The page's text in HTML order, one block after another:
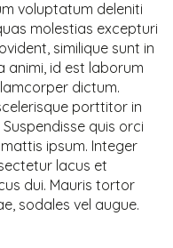
voluptatum deleniti
molestias excepturi
similique sunt in
animi, id est laborum
dictum.
porttitor in
quis orci
ipsum. Integer
lacus et
dui. Mauris tortor
sodales vel augue.